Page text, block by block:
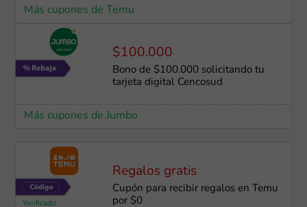
Más cupones de Temu
$100.000
Bono de $100.000 solicitando tu
tarjeta digital Cencosud
Más cupones de Jumbo
Regalos gratis
Cupón para recibir regalos en Temu
por $0